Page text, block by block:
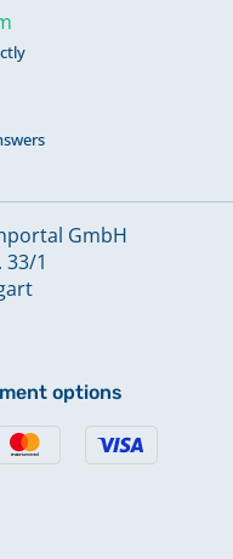
Register zu
1832 - 1898
1841 - 1898
1899 - 2023
1920 - 2022
1920 - 2018
verfügbaren Digitalisate
1832 - 2017
GmbH
33/1
options